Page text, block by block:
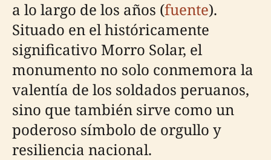
a lo largo de los años (fuente).
Situado en el históricamente
significativo Morro Solar, el
monumento no solo conmemora la
valentía de los soldados peruanos,
sino que también sirve como un
poderoso símbolo de orgullo y
resiliencia nacional.